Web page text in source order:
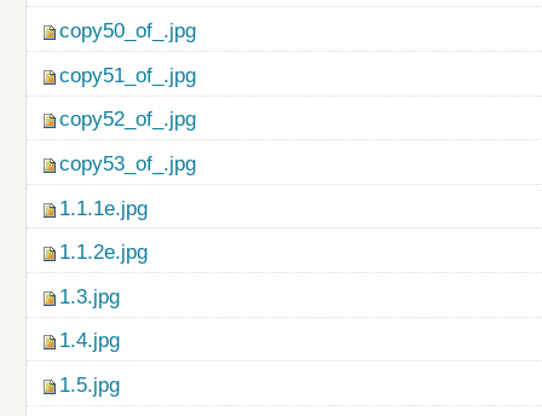
copy50_of_.jpg
copy51_of_.jpg
copy52_of_.jpg
copy53_of_.jpg
1.1.1e.jpg
1.1.2e.jpg
1.3.jpg
1.4.jpg
1.5.jpg